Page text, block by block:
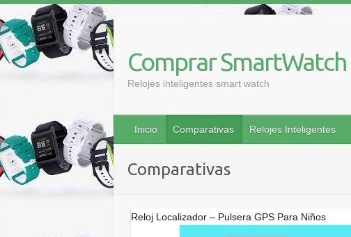
al
contenido
Comprar SmartWatch
Relojes inteligentes smart watch
Inicio Comparativas Relojes Inteligentes
Comparativas
Reloj Localizador – Pulsera GPS Para Niños